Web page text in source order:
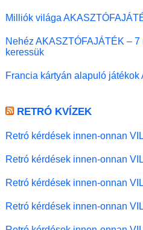
Milliók világa
Nehéz AKASZTÓFAJÁTÉK –
keressük
Francia kártyán alapuló játékok
RETRÓ KVÍZEK
Retró kérdések innen-onnan
Retró kérdések innen-onnan
Retró kérdések innen-onnan
Retró kérdések innen-onnan